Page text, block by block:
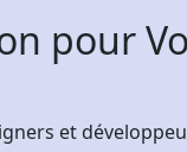
pour
et